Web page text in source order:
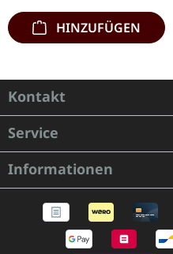
HINZUFÜGEN
Kontakt
Service
Informationen